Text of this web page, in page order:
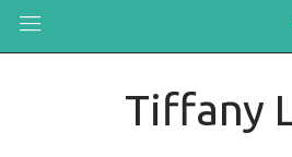
Tiffany